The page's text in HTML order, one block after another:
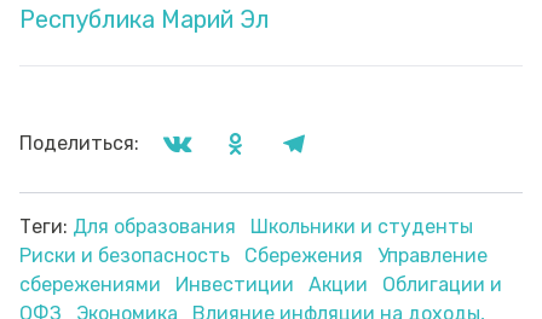
Республика Марий Эл
Поделиться:
Теги: Для образования
Школьники и студенты
Риски и безопасность
Сбережения
Управление
сбережениями
Инвестиции Акции
Облигации и
ОФЗ
Экономика Влияние инфляции на доходы,